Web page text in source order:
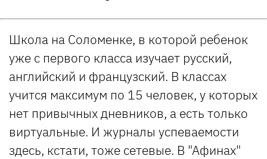
Школа на Соломенке, в которой ребенок
уже с первого класса изучает русский,
английский и французский. В классах
учится максимум по 15 человек, у которых
нет привычных дневников, а есть только
виртуальные. И журналы успеваемости
здесь, кстати, тоже сетевые. В "Афинах"